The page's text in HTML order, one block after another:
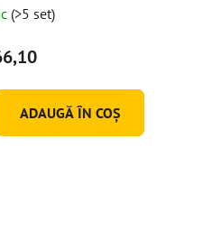
(>5 set)
ADAUGĂ ÎN COŞ